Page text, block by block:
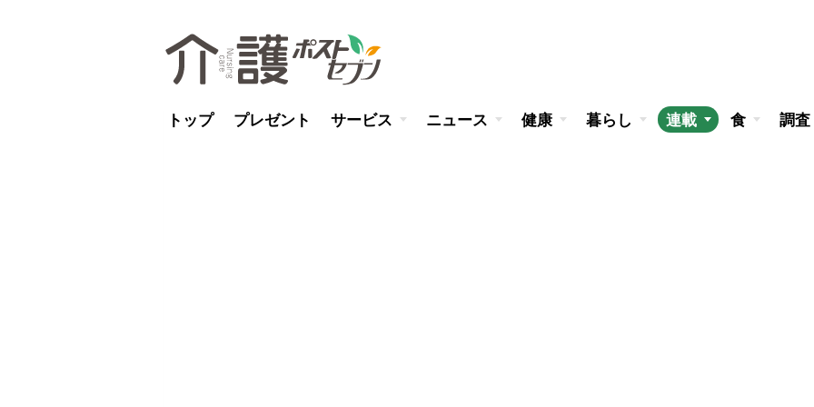
トップ プレゼント サービス ニュース 健康 暮らし 連載 食 調査